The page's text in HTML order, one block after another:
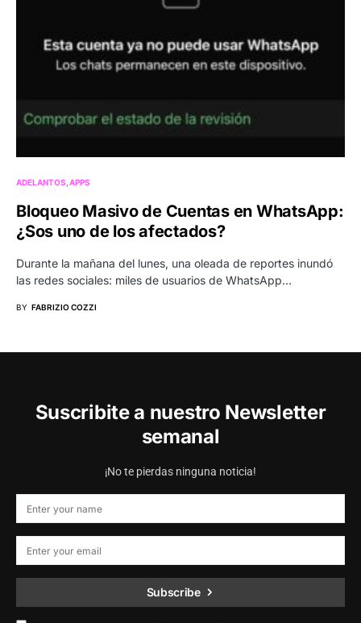
ADELANTOS APPS
Bloqueo Masivo de Cuentas en WhatsApp:
¿Sos uno de los afectados?
Durante la mañana del lunes, una oleada de reportes inundó
las redes sociales: miles de usuarios de WhatsApp…
BY FABRIZIO COZZI
Suscribite a nuestro Newsletter
semanal
¡No te pierdas ninguna noticia!
Subscribe